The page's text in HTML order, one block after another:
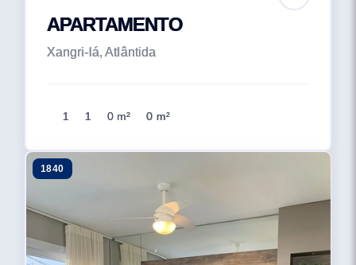
APARTAMENTO
Xangri-lá, Atlântida
1 1 0 m² 0 m²
1840